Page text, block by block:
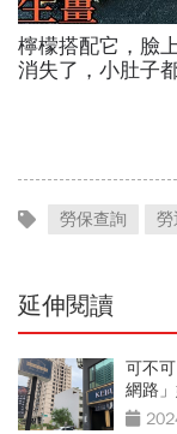
檸檬搭配它，臉
消失了，小肚子
勞保查詢 勞
延伸閱讀
可不
網路